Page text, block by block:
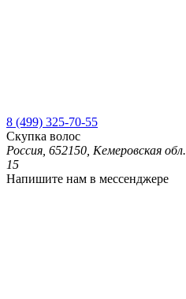
8 (499) 325-70-55
Скупка волос
Россия, 652150, Кемеровская
15
Напишите нам в мессенджере